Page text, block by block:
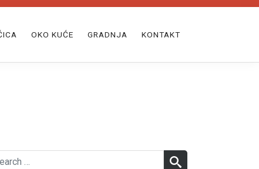
OKO KUĆE GRADNJA KONTAKT